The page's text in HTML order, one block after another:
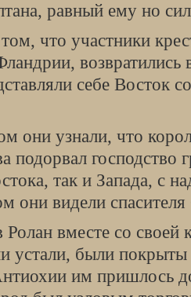
равный ему но
что участники
себе Восток
они узнали, что
подорвал господство
так и Запада, с
они видели
Ролан вместе со своей
устали, были покрыты
им пришлось